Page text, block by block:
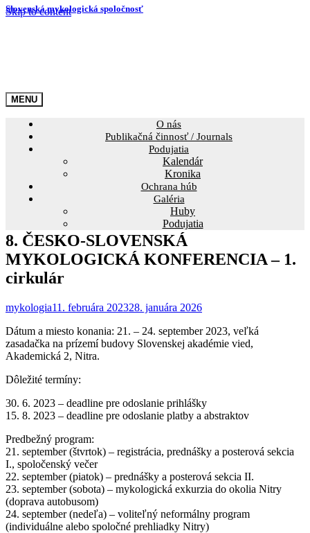
Skip to content
Slovenská mykologická spoločnosť
O nás
Publikačná činnosť / Journals
Podujatia
Kalendár
Kronika
Ochrana húb
Galéria
Huby
Podujatia
8. ČESKO-SLOVENSKÁ
MYKOLOGICKÁ KONFERENCIA – 1.
cirkulár
mykologia11. februára 202328. januára 2026
Dátum a miesto konania: 21. – 24. september 2023, veľká
zasadačka na prízemí budovy Slovenskej akadémie vied,
Akademická 2, Nitra.
Dôležité termíny:
30. 6. 2023 – deadline pre odoslanie prihlášky
15. 8. 2023 – deadline pre odoslanie platby a abstraktov
Predbežný program:
21. september (štvrtok) – registrácia, prednášky a posterová sekcia
I., spoločenský večer
22. september (piatok) – prednášky a posterová sekcia II.
23. september (sobota) – mykologická exkurzia do okolia Nitry
(doprava autobusom)
24. september (nedeľa) – voliteľný neformálny program
(individuálne alebo spoločné prehliadky Nitry)